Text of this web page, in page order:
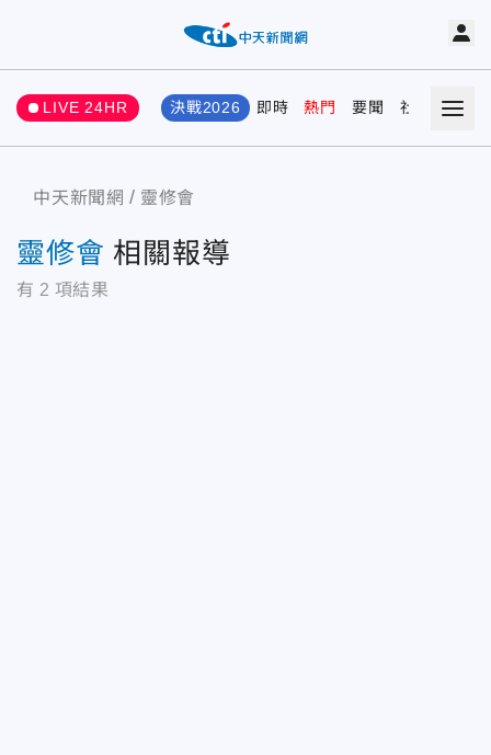
LIVE 24HR 決戰2026 即時 熱門 要聞 社會 娛樂
中天新聞網 靈修會
靈修會 相關報導
有 2 項結果